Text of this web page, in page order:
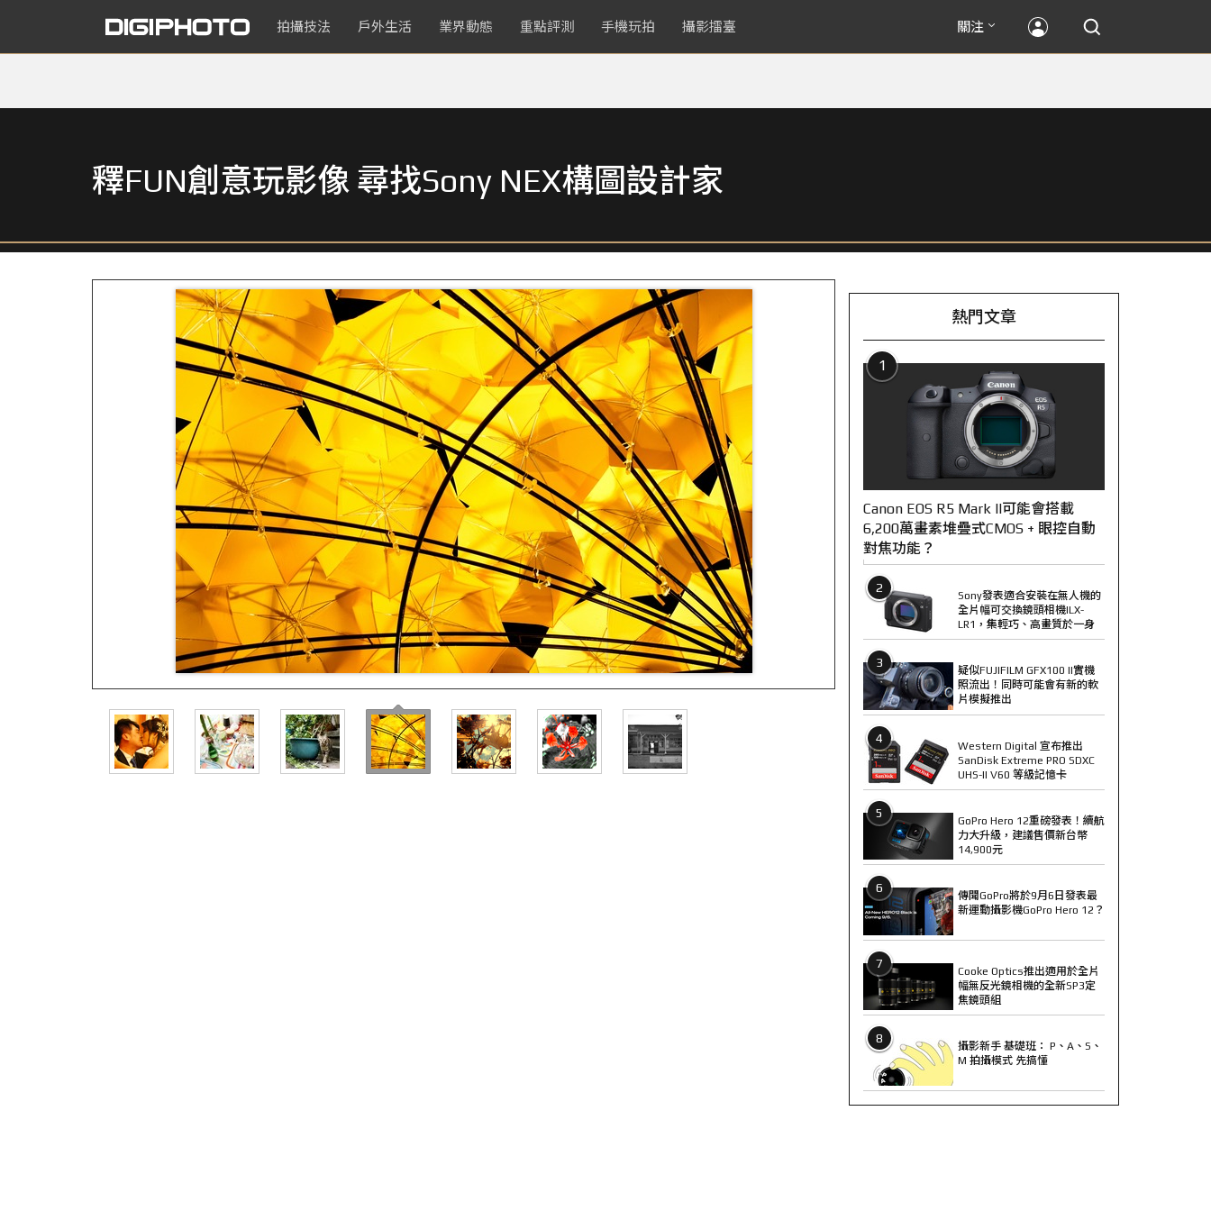
拍攝技法 戶外生活 業界動態 重點評測 手機玩拍 攝影擂臺 關注
釋FUN創意玩影像 尋找Sony NEX構圖設計家
熱門文章
1
Canon EOS R5 Mark II可能會搭載
6,200萬畫素堆疊式CMOS + 眼控自動
對焦功能？
2
Sony發表適合安裝在無人機的
全片幅可交換鏡頭相機ILX-
LR1，集輕巧、高畫質於一身
3
疑似FUJIFILM GFX100 II實機
照流出！同時可能會有新的軟
片模擬推出
4
Western Digital 宣布推出
SanDisk Extreme PRO SDXC
UHS-II V60 等級記憶卡
5
GoPro Hero 12重磅發表！續航
力大升級，建議售價新台幣
14,900元
6
傳聞GoPro將於9月6日發表最
新運動攝影機GoPro Hero 12？
7
Cooke Optics推出適用於全片
幅無反光鏡相機的全新SP3定
焦鏡頭組
8
攝影新手 基礎班： P、A、S、
M 拍攝模式 先搞懂